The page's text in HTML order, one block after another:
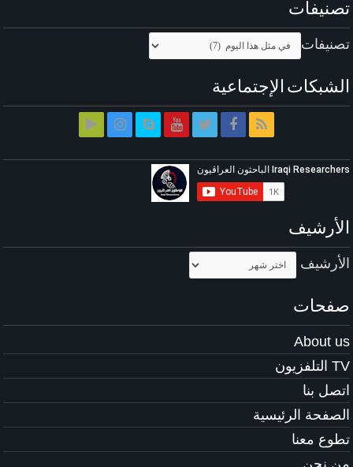
تصنيفات
تصنيفات
الشبكات الإجتماعية
الأرشيف
الأرشيف
صفحات
About us
TV التلفزيون
اتصل بنا
الصفحة الرئيسية
تطوع معنا